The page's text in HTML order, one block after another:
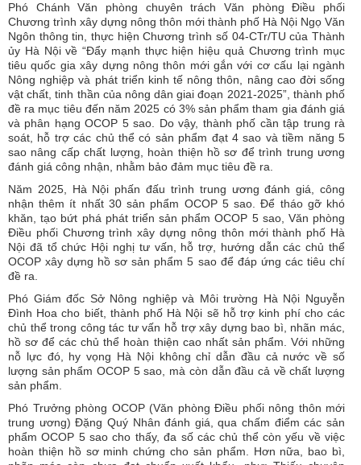
Phó Chánh Văn phòng chuyên trách Văn phòng Điều phối
Chương trình xây dựng nông thôn mới thành phố Hà Nội Ngọ Văn
Ngôn thông tin, thực hiện Chương trình số 04-CTr/TU của Thành
ủy Hà Nội về “Đẩy mạnh thực hiện hiệu quả Chương trình mục
tiêu quốc gia xây dựng nông thôn mới gắn với cơ cấu lại ngành
Nông nghiệp và phát triển kinh tế nông thôn, nâng cao đời sống
vật chất, tinh thần của nông dân giai đoạn 2021-2025”, thành phố
đề ra mục tiêu đến năm 2025 có 3% sản phẩm tham gia đánh giá
và phân hạng OCOP 5 sao. Do vậy, thành phố cần tập trung rà
soát, hỗ trợ các chủ thể có sản phẩm đạt 4 sao và tiềm năng 5
sao nâng cấp chất lượng, hoàn thiện hồ sơ để trình trung ương
đánh giá công nhận, nhằm bảo đảm mục tiêu đề ra.
Năm 2025, Hà Nội phấn đấu trình trung ương đánh giá, công
nhận thêm ít nhất 30 sản phẩm OCOP 5 sao. Để tháo gỡ khó
khăn, tạo bứt phá phát triển sản phẩm OCOP 5 sao, Văn phòng
Điều phối Chương trình xây dựng nông thôn mới thành phố Hà
Nội đã tổ chức Hội nghị tư vấn, hỗ trợ, hướng dẫn các chủ thể
OCOP xây dựng hồ sơ sản phẩm 5 sao để đáp ứng các tiêu chí
đề ra.
Phó Giám đốc Sở Nông nghiệp và Môi trường Hà Nội Nguyễn
Đình Hoa cho biết, thành phố Hà Nội sẽ hỗ trợ kinh phí cho các
chủ thể trong công tác tư vấn hỗ trợ xây dựng bao bì, nhãn mác,
hồ sơ để các chủ thể hoàn thiện cao nhất sản phẩm. Với những
nỗ lực đó, hy vọng Hà Nội không chỉ dẫn đầu cả nước về số
lượng sản phẩm OCOP 5 sao, mà còn dẫn đầu cả về chất lượng
sản phẩm.
Phó Trưởng phòng OCOP (Văn phòng Điều phối nông thôn mới
trung ương) Đặng Quý Nhân đánh giá, qua chấm điểm các sản
phẩm OCOP 5 sao cho thấy, đa số các chủ thể còn yếu về việc
hoàn thiện hồ sơ minh chứng cho sản phẩm. Hơn nữa, bao bì,